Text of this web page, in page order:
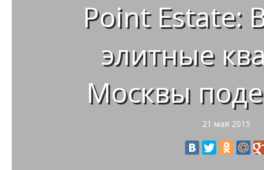
Point Estate:
элитные
Москвы
21 мая 2015